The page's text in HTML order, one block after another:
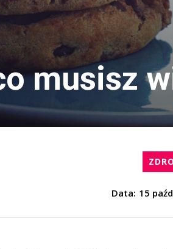
musisz
Data: 15